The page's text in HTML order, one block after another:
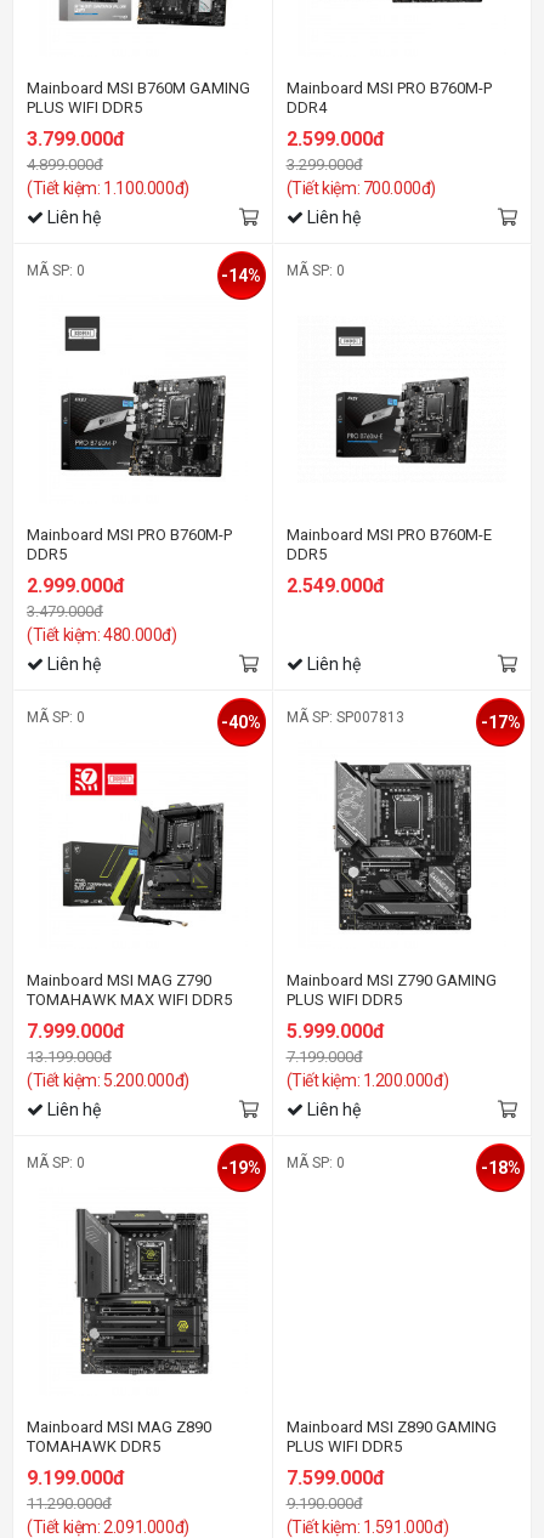
Mainboard MSI B760M GAMING
PLUS WIFI DDR5
3.799.000đ
4.899.000đ
(Tiết kiệm: 1.100.000đ)
Liên hệ
Mainboard MSI PRO B760M-P
DDR4
2.599.000đ
3.299.000đ
(Tiết kiệm: 700.000đ)
Liên hệ
MÃ SP: 0
Mainboard MSI PRO B760M-P
DDR5
2.999.000đ
3.479.000đ
(Tiết kiệm: 480.000đ)
-14%
Liên hệ
MÃ SP: 0
Mainboard MSI PRO B760M-E
DDR5
2.549.000đ
Liên hệ
MÃ SP: 0
Mainboard MSI MAG Z790
TOMAHAWK MAX WIFI DDR5
7.999.000đ
13.199.000đ
(Tiết kiệm: 5.200.000đ)
-40%
Liên hệ
MÃ SP: SP007813
Mainboard MSI Z790 GAMING
PLUS WIFI DDR5
5.999.000đ
7.199.000đ
(Tiết kiệm: 1.200.000đ)
-17%
Liên hệ
MÃ SP: 0
Mainboard MSI MAG Z890
TOMAHAWK DDR5
9.199.000đ
11.290.000đ
(Tiết kiệm: 2.091.000đ)
-19% MÃ SP: 0
Mainboard MSI Z890 GAMING
PLUS WIFI DDR5
7.599.000đ
9.190.000đ
(Tiết kiệm: 1.591.000đ)
-18%